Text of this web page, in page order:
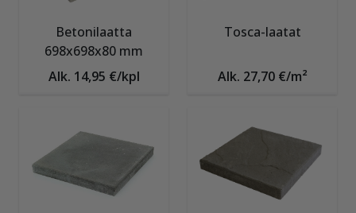
Betonilaatta
698x698x80 mm
Alk. 14,95 €/kpl
Tosca-laatat
Alk. 27,70 €/m²